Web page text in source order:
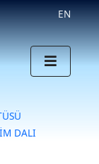
EN
DALI